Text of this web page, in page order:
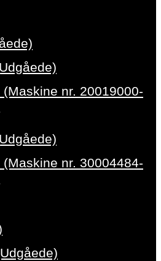
(Maskine nr. 20019000-
(Maskine nr. 30004484-